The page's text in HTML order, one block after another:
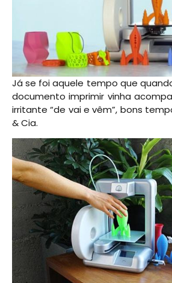
Já se foi aquele tempo que
documento imprimir vinha
irritante “de vai e vêm”, bons
& Cia.